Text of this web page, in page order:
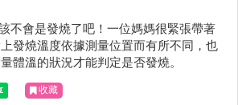
不會是發燒了吧！一位媽媽很緊張帶著
發燒溫度依據測量位置而有所不同，也
體溫的狀況才能判定是否發燒。
收藏